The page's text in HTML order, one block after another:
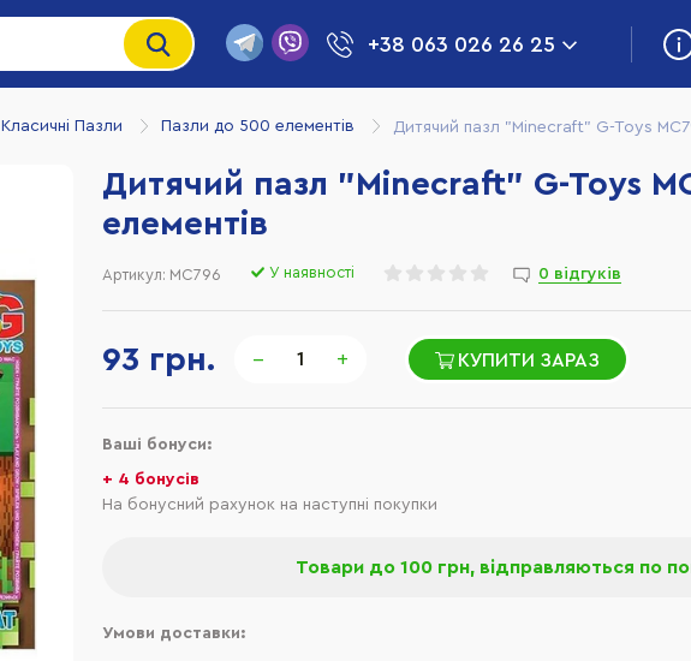
+38 063 026 26 25
Класичні Пазли Пазли до 500 елементів Дитячий пазл "Minecraft" G-Toys
93 грн. − + КУПИТИ ЗАРАЗ
Дитячий пазл "Minecraft" G-Toys
елементів
Артикул: MC796 У наявності 0 відгуків
Ваші бонуси:
+ 4 бонусів
На бонусний рахунок на наступні покупки
Товари до 100 грн, відправляються по
Умови доставки: